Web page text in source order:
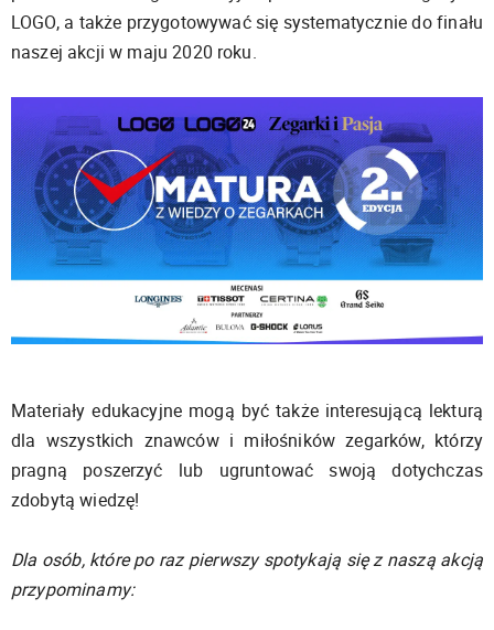
LOGO, a także przygotowywać się systematycznie do finału
naszej akcji w maju 2020 roku.
Materiały edukacyjne mogą być także interesującą lekturą
dla wszystkich znawców i miłośników zegarków, którzy
pragną poszerzyć lub ugruntować swoją dotychczas
zdobytą wiedzę!
Dla osób, które po raz pierwszy spotykają się z naszą akcją
przypominamy: